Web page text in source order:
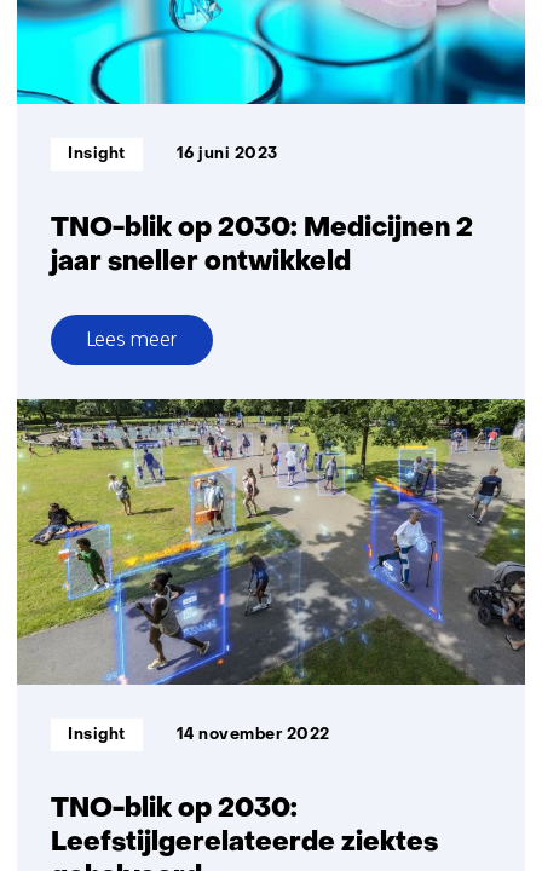
TNO-blik op 2030: Medicijnen 2
jaar sneller ontwikkeld
Informatietype:
Insight 16 juni 2023
Lees meer
over
TNO-
blik
op
2030:
Medicijnen
2
jaar
sneller
ontwikkeld
TNO-blik op 2030:
Leefstijlgerelateerde ziektes
Informatietype:
Insight 14 november 2022